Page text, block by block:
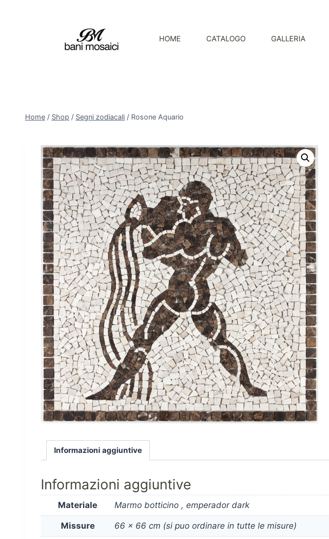
HOME CATALOGO GALLERIA
Home / Shop / Segni zodiacali / Rosone Aquario
Informazioni aggiuntive
Informazioni aggiuntive
Materiale Marmo botticino , emperador dark
Missure 66 x 66 cm (si puo ordinare in tutte le misure)